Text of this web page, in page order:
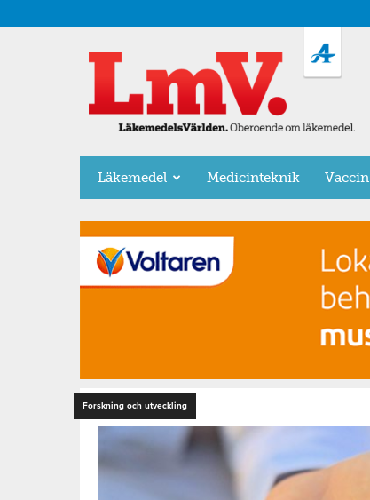
LäkemedelsVärlden
Läkemedel Medicinteknik Vaccin
Forskning och utveckling